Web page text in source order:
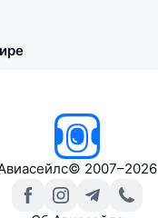
© 2007–2026